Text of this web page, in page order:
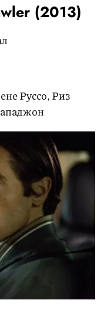
(2013)
Руссо, Риз